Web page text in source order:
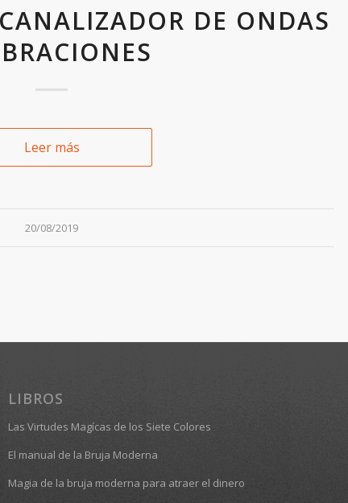
DE ONDAS
Leer más
20/08/2019
LIBROS
Las Virtudes Magícas de los Siete Colores
El manual de la Bruja Moderna
Magia de la bruja moderna para atraer el dinero